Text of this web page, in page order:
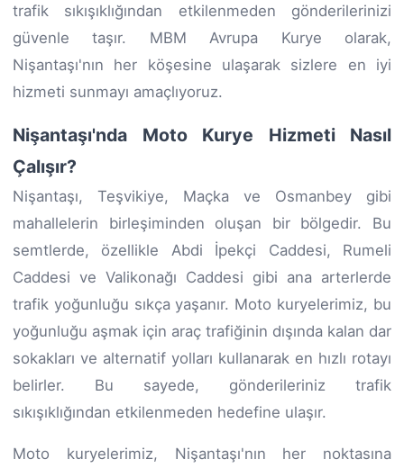
trafik sıkışıklığından etkilenmeden gönderilerinizi
güvenle taşır. MBM Avrupa Kurye olarak,
Nişantaşı'nın her köşesine ulaşarak sizlere en iyi
hizmeti sunmayı amaçlıyoruz.
Nişantaşı'nda Moto Kurye Hizmeti Nasıl
Çalışır?
Nişantaşı, Teşvikiye, Maçka ve Osmanbey gibi
mahallelerin birleşiminden oluşan bir bölgedir. Bu
semtlerde, özellikle Abdi İpekçi Caddesi, Rumeli
Caddesi ve Valikonağı Caddesi gibi ana arterlerde
trafik yoğunluğu sıkça yaşanır. Moto kuryelerimiz, bu
yoğunluğu aşmak için araç trafiğinin dışında kalan dar
sokakları ve alternatif yolları kullanarak en hızlı rotayı
belirler. Bu sayede, gönderileriniz trafik
sıkışıklığından etkilenmeden hedefine ulaşır.
Moto kuryelerimiz, Nişantaşı'nın her noktasına